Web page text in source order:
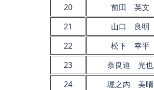
20
前田 英文
21
山口 良明
22
松下 幸平
23
奈良迫 光也
24
堀之内 美晴